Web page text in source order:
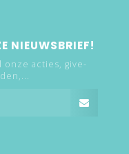
NIEUWSBRIEF!
onze acties, give-